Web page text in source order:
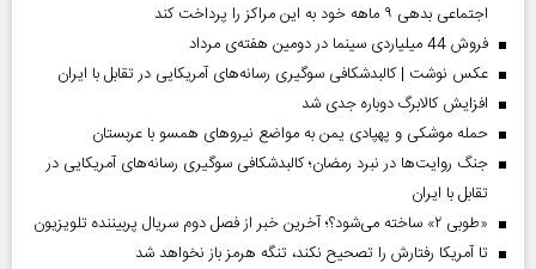
اجتماعی بدهی ۹ ماهه خود به این مراکز را پرداخت کند
فروش 44 میلیاردی سینما در دومین هفته‌ی مرداد
عکس نوشت | کالبدشکافی سوگیری رسانه‌های آمریکایی در تقابل با ایران
افزایش کالابرگ دوباره جدی شد
حمله موشکی و پهپادی یمن به مواضع نیروهای همسو با عربستان
جنگ روایت‌ها در نبرد رمضان؛ کالبدشکافی سوگیری رسانه‌های آمریکایی در
تقابل با ایران
«طوبی ۲» ساخته می‌شود؟؛ آخرین خبر از فصل دوم سریال پربیننده تلویزیون
تا آمریکا رفتارش را تصحیح نکند، تنگه هرمز باز نخواهد شد